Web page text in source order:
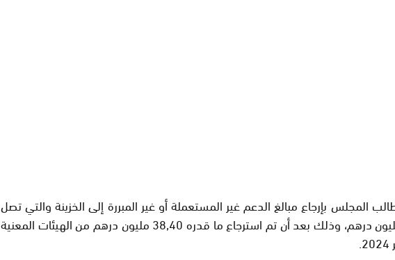
المجلس بإرجاع مبالغ الدعم غير المستعملة أو غير المبررة إلى الخزينة والتي تصل
إلى ما قدره 22 مليون درهم، وذلك بعد أن تم استرجاع ما قدره 38,40 مليون درهم من الهيئات المعنية